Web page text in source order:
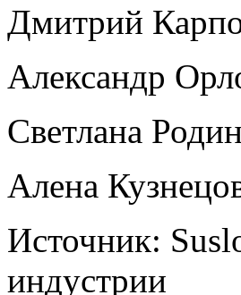
Дмитрий
Александр
Светлана
Алена
Источник:
индустрии